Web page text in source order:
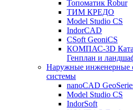
Топоматик Robur
ТИМ КРЕДО
Model Studio CS
IndorCAD
CSoft GeoniCS
КОМПАС-3D
Генплан и
Наружные инженерные
системы
nanoCAD
Model Studio CS
IndorSoft